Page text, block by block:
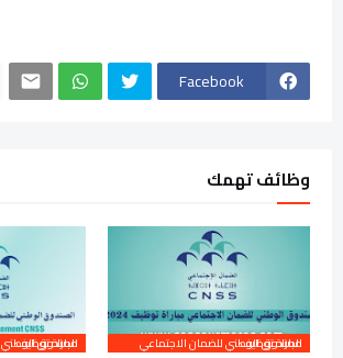
Facebook
وظائف تهمك
الصندوق الوطني للضمان الاجتماعي مباراة توظيف الصندوق الوطني للضمان الاجتماعي مباراة توظيف